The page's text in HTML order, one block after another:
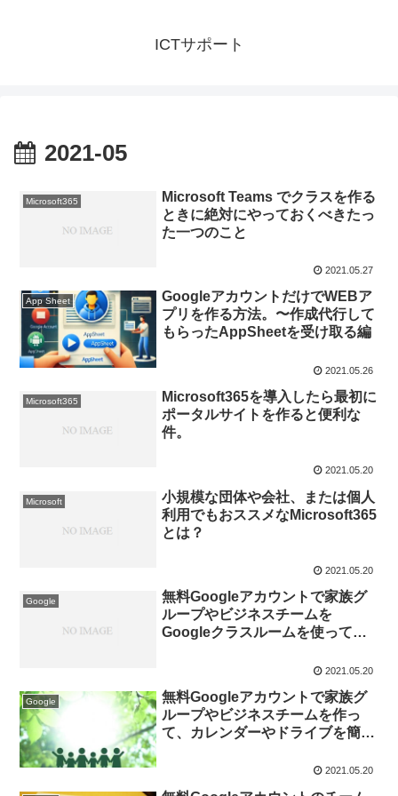
ICTサポート
2021-05
Microsoft365
Microsoft Teams でクラスを作る
ときに絶対にやっておくべきたっ
た一つのこと
2021.05.27
App Sheet
GoogleアカウントだけでWEBア
プリを作る方法。〜作成代行して
もらったAppSheetを受け取る編
2021.05.26
Microsoft365
Microsoft365を導入したら最初に
ポータルサイトを作ると便利な
件。
2021.05.20
Microsoft
小規模な団体や会社、または個人
利用でもおススメなMicrosoft365
とは？
2021.05.20
Google
無料Googleアカウントで家族グ
ループやビジネスチームを
Googleクラスルームを使って作
2021.05.20
Google
無料Googleアカウントで家族グ
ループやビジネスチームを作っ
て、カレンダーやドライブを簡単
2021.05.20